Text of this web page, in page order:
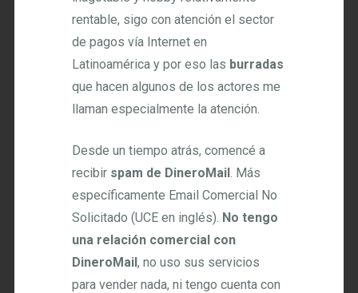
rentable, sigo con atención el sector
de pagos vía Internet en
Latinoamérica y por eso las burradas
que hacen algunos de los actores me
llaman especialmente la atención.
Desde un tiempo atrás, comencé a
recibir spam de DineroMail. Más
específicamente Email Comercial No
Solicitado (UCE en inglés). No tengo
una relación comercial con
DineroMail, no uso sus servicios
para vender nada, ni tengo cuenta con